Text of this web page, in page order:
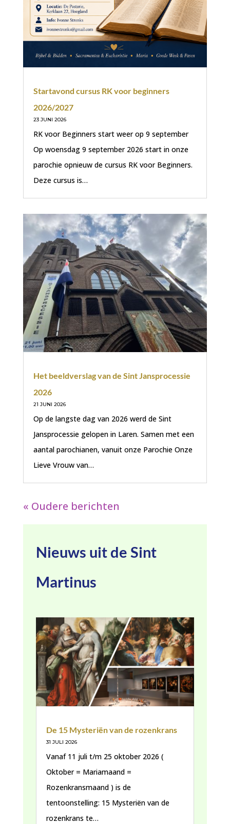
Startavond cursus RK voor beginners
2026/2027
23 JUNI 2026
RK voor Beginners start weer op 9 september
Op woensdag 9 september 2026 start in onze
parochie opnieuw de cursus RK voor Beginners.
Deze cursus is…
Het beeldverslag van de Sint Jansprocessie
2026
21 JUNI 2026
Op de langste dag van 2026 werd de Sint
Jansprocessie gelopen in Laren. Samen met een
aantal parochianen, vanuit onze Parochie Onze
Lieve Vrouw van…
« Oudere berichten
Nieuws uit de Sint
Martinus
De 15 Mysteriën van de rozenkrans
31 JULI 2026
Vanaf 11 juli t/m 25 oktober 2026 (
Oktober = Mariamaand =
Rozenkransmaand ) is de
tentoonstelling: 15 Mysteriën van de
rozenkrans te…